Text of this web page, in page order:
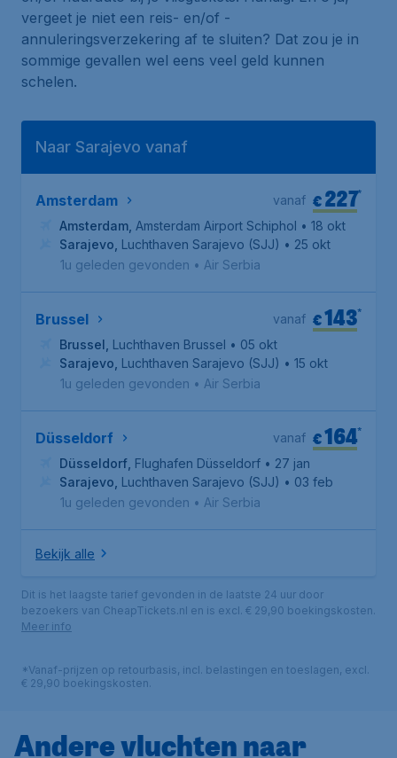
vergeet je niet een reis- en/of -
annuleringsverzekering af te sluiten? Dat zou je in
sommige gevallen wel eens veel geld kunnen
schelen.
Naar Sarajevo vanaf
Amsterdam €227*
vanaf
Amsterdam Amsterdam Airport Schiphol • 18 okt
Sarajevo Luchthaven Sarajevo (SJJ) • 25 okt
1u geleden gevonden • Air Serbia
Brussel €143*
vanaf
Brussel Luchthaven Brussel • 05 okt
Sarajevo Luchthaven Sarajevo (SJJ) • 15 okt
1u geleden gevonden • Air Serbia
Düsseldorf €164*
vanaf
Düsseldorf Flughafen Düsseldorf • 27 jan
Sarajevo Luchthaven Sarajevo (SJJ) • 03 feb
1u geleden gevonden • Air Serbia
Bekijk alle
Dit is het laagste tarief gevonden in de laatste 24 uur door
bezoekers van CheapTickets.nl en is excl. € 29,90 boekingskosten.
Meer info
*Vanaf-prijzen op retourbasis, incl. belastingen en toeslagen, excl.
€ 29,90 boekingskosten.
Andere vluchten naar